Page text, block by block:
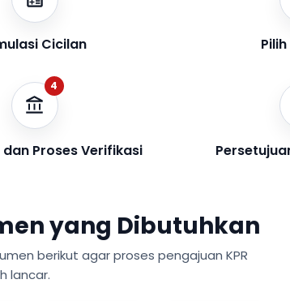
Cicilan
4
dan Proses Verifikasi
yang Dibutuhkan
berikut agar proses pengajuan KPR
lancar.